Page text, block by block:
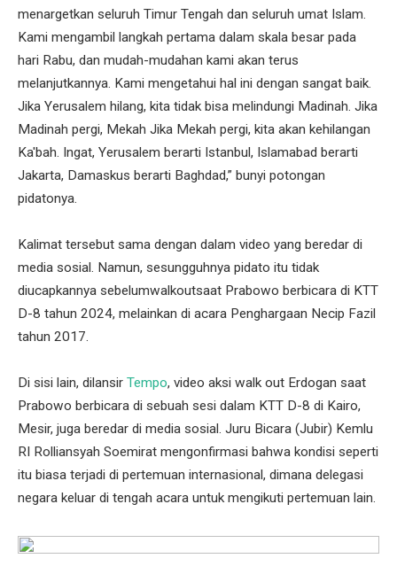
menargetkan seluruh Timur Tengah dan seluruh umat Islam.
Kami mengambil langkah pertama dalam skala besar pada
hari Rabu, dan mudah-mudahan kami akan terus
melanjutkannya. Kami mengetahui hal ini dengan sangat baik.
Jika Yerusalem hilang, kita tidak bisa melindungi Madinah. Jika
Madinah pergi, Mekah Jika Mekah pergi, kita akan kehilangan
Ka'bah. Ingat, Yerusalem berarti Istanbul, Islamabad berarti
Jakarta, Damaskus berarti Baghdad,” bunyi potongan
pidatonya.
Kalimat tersebut sama dengan dalam video yang beredar di
media sosial. Namun, sesungguhnya pidato itu tidak
diucapkannya sebelumwalkoutsaat Prabowo berbicara di KTT
D-8 tahun 2024, melainkan di acara Penghargaan Necip Fazil
tahun 2017.
Di sisi lain, dilansir Tempo, video aksi walk out Erdogan saat
Prabowo berbicara di sebuah sesi dalam KTT D-8 di Kairo,
Mesir, juga beredar di media sosial. Juru Bicara (Jubir) Kemlu
RI Rolliansyah Soemirat mengonfirmasi bahwa kondisi seperti
itu biasa terjadi di pertemuan internasional, dimana delegasi
negara keluar di tengah acara untuk mengikuti pertemuan lain.